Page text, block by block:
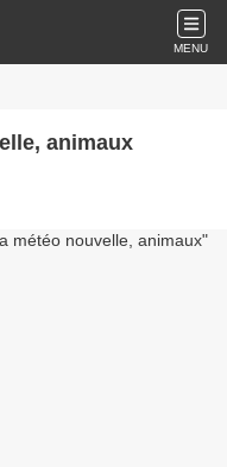
MENU
animaux